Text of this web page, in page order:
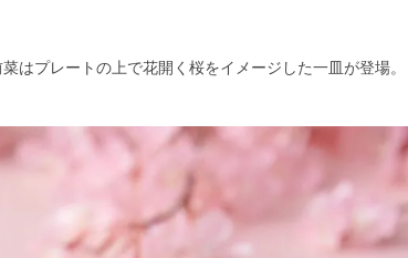
はプレートの上で花開く桜をイメージした一皿が登場。